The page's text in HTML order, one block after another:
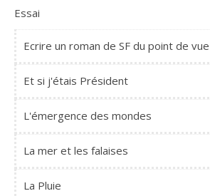
Essai
Ecrire un roman de SF du point de
Et si j'étais Président
L'émergence des mondes
La mer et les falaises
La Pluie